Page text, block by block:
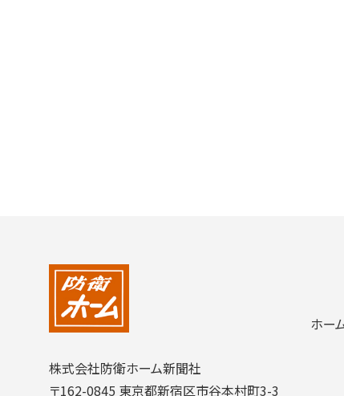
株式会社防衛ホーム新聞社
〒162-0845 東京都新宿区市谷本村町3-3
ホー